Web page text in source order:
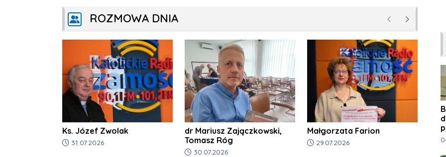
ROZMOWA DNIA PoprzednieNastępne
Ks. Józef Zwolak
Data dodania artykułu:
31.07.2026
dr Mariusz Zajączkowski,
Tomasz Róg
Data dodania artykułu:
30.07.2026
Małgorzata Farion
Data dodania artykułu:
29.07.2026